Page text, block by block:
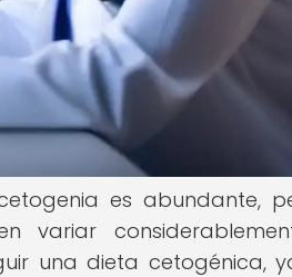
es abundante,
variar
una dieta cetogénica,